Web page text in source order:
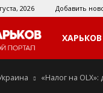
2026 Добавить
Мой
Харьков
ХАРЬКОВ
«Налог на